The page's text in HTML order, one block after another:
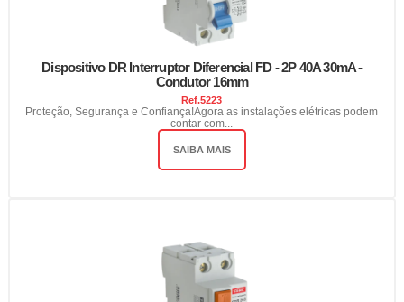
Dispositivo DR Interruptor Diferencial FD - 2P 40A 30mA -
Condutor 16mm
Ref.5223
Proteção, Segurança e Confiança!Agora as instalações elétricas podem
contar com...
SAIBA MAIS